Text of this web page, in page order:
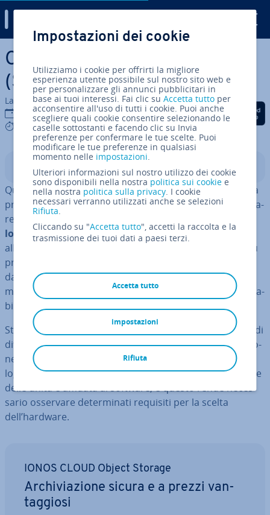
Vai al contenuto prin­ci­pa­le
Cos’è Storage Spaces Direct
(S2D)?
La redazione di IONOS
02 ott 2020
9 mins
Condividi via Facebook
Condividi via Twitter
Condividi via
Indice
Qualunque disco rigido arriva, prima o poi, ai limiti della
propria capacità. Storage Spaces Direct è, per sem­pli­fi­ca­
re, un metodo che permette di
logico più dischi rigidiin modo tale che appaiano
all’utente come un unico grande disco. Non bisogna più
pre­oc­cu­par­si del luogo di ar­chi­via­zio­ne fisico dei propri
dati, poiché il file system S2D viene gestito au­to­ma­ti­ca­
men­te dai server. Questo pone elevate esigenze di af­fi­da­
bi­li­tà dei com­po­nen­ti uti­liz­za­ti.
Storage Spaces Direct permette di unire gli archivi dati di
diversi server Windows in un unico cluster di ar­chi­via­zio­
ne e, suc­ces­si­va­men­te, di dividere il cluster in unità
logiche che vengono condivise con gli utenti. La gestione
delle unità è affidata al software, e questo rende ne­ces­
sa­rio osservare de­ter­mi­na­ti requisiti per la scelta
dell’hardware.
IONOS CLOUD Object Storage
Ar­chi­via­zio­ne sicura e a prezzi van­
tag­gio­si
Impostazioni dei cookie
Utilizziamo i cookie per offrirti la migliore
esperienza utente possibile sul nostro sito web e
per personalizzare gli annunci pubblicitari in
base ai tuoi interessi. Fai clic suAccetta tutto per
acconsentire all'uso di tutti i cookie. Puoi anche
scegliere quali cookie consentire selezionando le
caselle sottostanti e facendo clic su Invia
preferenze per confermare le tue scelte. Puoi
modificare le tue preferenze in qualsiasi
momento nelle impostazioni.
Ulteriori informazioni sul nostro utilizzo dei cookie
sono disponibili nella nostra politica sui cookie e
nella nostra politica sulla privacy. I cookie
necessari verranno utilizzati anche se selezioni
Rifiuta.
Cliccando su "Accetta tutto", accetti la raccolta e la
trasmissione dei tuoi dati a paesi terzi.
Accetta tutto
Rifiuta
impostazioni